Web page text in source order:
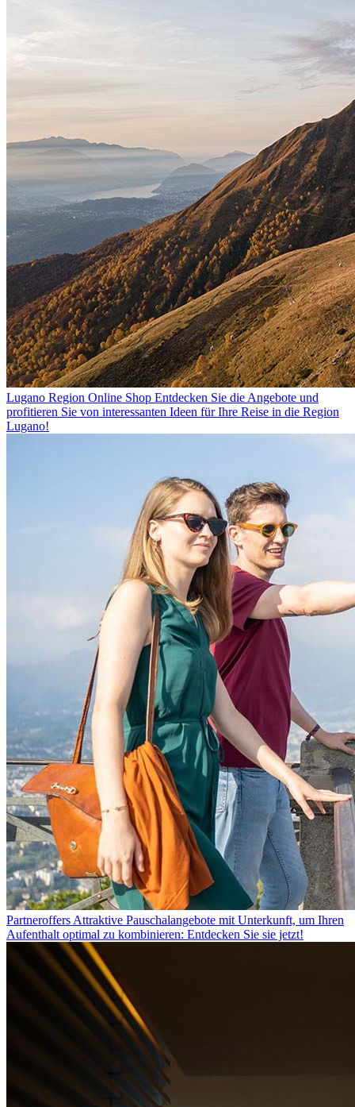
Lugano Region Online Shop Entdecken Sie die Angebote und
profitieren Sie von interessanten Ideen für Ihre Reise in die Region
Lugano!
Partneroffers Attraktive Pauschalangebote mit Unterkunft, um Ihren
Aufenthalt optimal zu kombinieren: Entdecken Sie sie jetzt!